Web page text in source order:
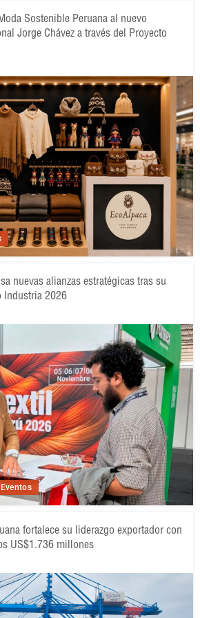
Sostenible Peruana al nuevo
Jorge Chávez a través del Proyecto
nuevas alianzas estratégicas tras su
Industria 2026
fortalece su liderazgo exportador con
US$1.736 millones